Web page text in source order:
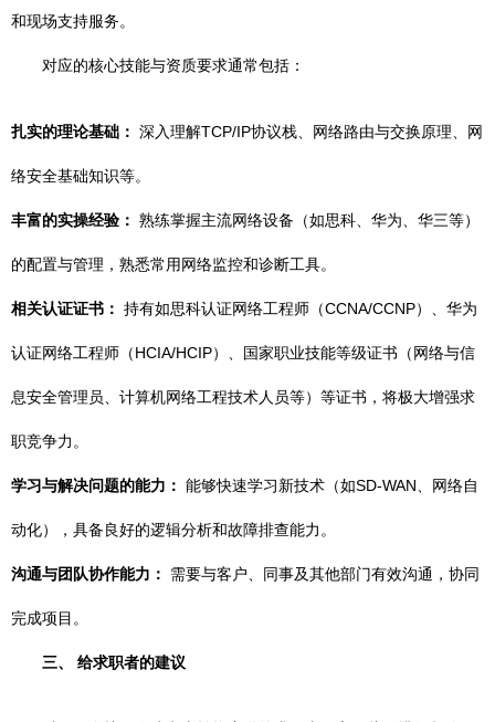
和现场支持服务。
对应的核心技能与资质要求通常包括：
扎实的理论基础： 深入理解TCP/IP协议栈、网络路由与交换原理、网
络安全基础知识等。
丰富的实操经验： 熟练掌握主流网络设备（如思科、华为、华三等）
的配置与管理，熟悉常用网络监控和诊断工具。
相关认证证书： 持有如思科认证网络工程师（CCNA/CCNP）、华为
认证网络工程师（HCIA/HCIP）、国家职业技能等级证书（网络与信
息安全管理员、计算机网络工程技术人员等）等证书，将极大增强求
职竞争力。
学习与解决问题的能力： 能够快速学习新技术（如SD-WAN、网络自
动化），具备良好的逻辑分析和故障排查能力。
沟通与团队协作能力： 需要与客户、同事及其他部门有效沟通，协同
完成项目。
三、 给求职者的建议